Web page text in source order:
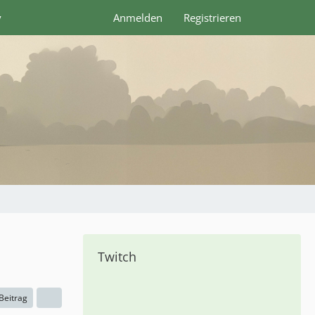
Anmelden Registrieren
Twitch